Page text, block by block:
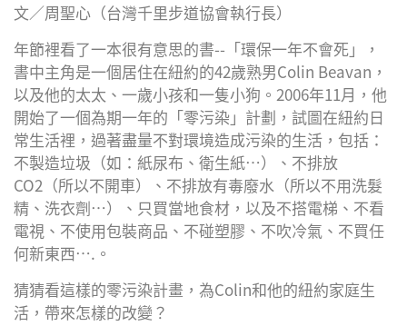
文／周聖心（台灣千里步道協會執行長）
年節裡看了一本很有意思的書--「環保一年不會死」，
書中主角是一個居住在紐約的42歲熟男Colin Beavan，
以及他的太太、一歲小孩和一隻小狗。2006年11月，他
開始了一個為期一年的「零污染」計劃，試圖在紐約日
常生活裡，過著盡量不對環境造成污染的生活，包括：
不製造垃圾（如：紙尿布、衛生紙…）、不排放
CO2（所以不開車）、不排放有毒廢水（所以不用洗髮
精、洗衣劑…）、只買當地食材，以及不搭電梯、不看
電視、不使用包裝商品、不碰塑膠、不吹冷氣、不買任
何新東西….。
猜猜看這樣的零污染計畫，為Colin和他的紐約家庭生
活，帶來怎樣的改變？